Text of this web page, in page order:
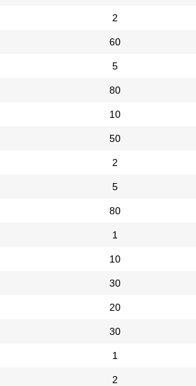
2
60
5
80
10
50
2
5
80
1
10
30
20
30
1
2